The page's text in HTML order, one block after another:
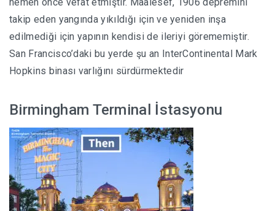
hemen önce vefat etmiştir. Maalesef, 1906 depremini
takip eden yangında yıkıldığı için ve yeniden inşa
edilmediği için yapının kendisi de ileriyi görememiştir.
San Francisco’daki bu yerde şu an InterContinental Mark
Hopkins binası varlığını sürdürmektedir
Birmingham Terminal İstasyonu